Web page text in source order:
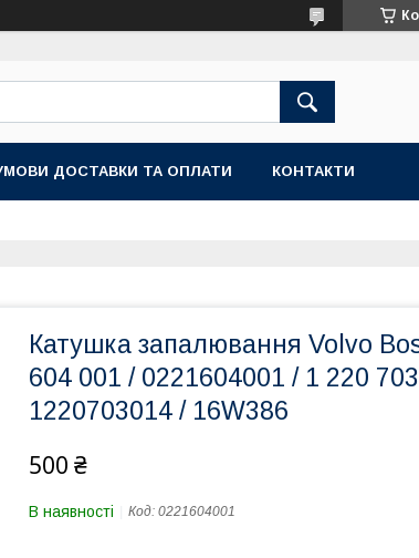
ДОСТАВКИ ТА ОПЛАТИ КОНТАКТИ
Катушка запалювання Volvo
604 001 / 0221604001 / 1 220
1220703014 / 16W386
500 ₴
В наявності Код: 0221604001